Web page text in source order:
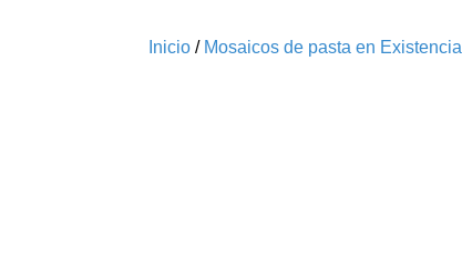
Inicio / Mosaicos de pasta en Existencia